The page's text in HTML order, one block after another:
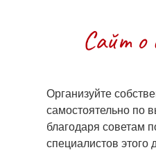
Организуйте
самостоятельно по
благодаря советам
специалистов этого